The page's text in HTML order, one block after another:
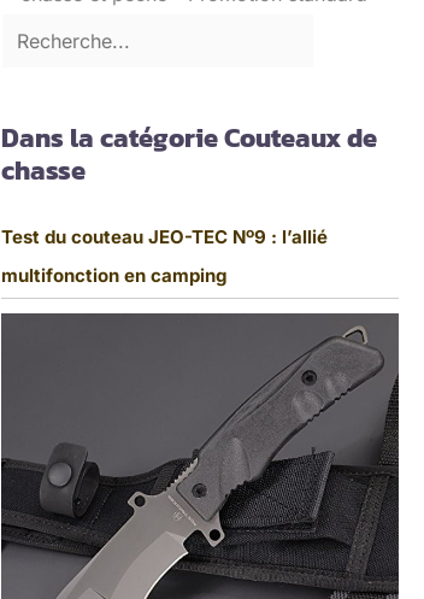
Dans la catégorie Couteaux de
chasse
Test du couteau JEO-TEC Nº9 : l’allié
multifonction en camping